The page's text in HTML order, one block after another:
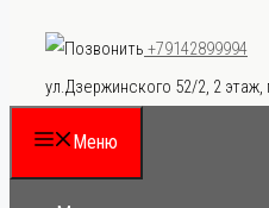
+79142899994
ул.Дзержинского 52/2, 2
Меню